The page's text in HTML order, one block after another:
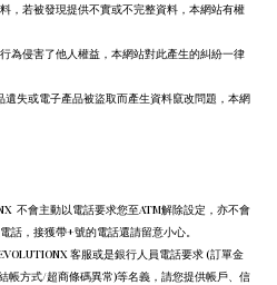
，若被發現提供不實或不完整資料，本網站有權
為侵害了他人權益，本網站對此產生的糾紛一律
遺失或電子產品被盜取而產生資料竄改問題，本網
不會主動以電話要求您至ATM解除設定， 亦不會
話， 接獲帶+號的電話還請留意小心。
客服或是銀行人員電話要求 (訂單金
帳方式/超商條碼異常)等名義，請您提供帳戶、信